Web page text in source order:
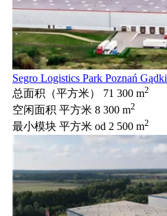
Segro Logistics Park Poznań Gądki
总面积（平方米）
71 300 m2
空闲面积 平方米 8 300 m2
最小模块 平方米 od 2 500 m2